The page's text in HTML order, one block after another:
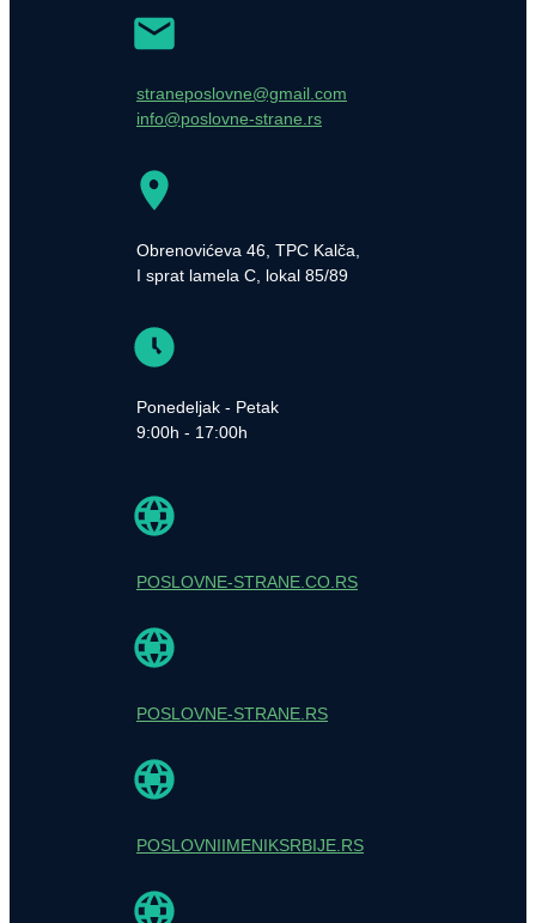
straneposlovne@gmail.com
info@poslovne-strane.rs
Obrenovićeva 46, TPC Kalča,
I sprat lamela C, lokal 85/89
Ponedeljak - Petak
9:00h - 17:00h
POSLOVNE-STRANE.CO.RS
POSLOVNE-STRANE.RS
POSLOVNIIMENIKSRBIJE.RS